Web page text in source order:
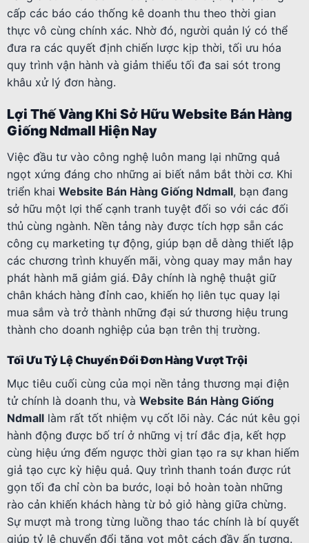
cấp các báo cáo thống kê doanh thu theo thời gian
thực vô cùng chính xác. Nhờ đó, người quản lý có thể
đưa ra các quyết định chiến lược kịp thời, tối ưu hóa
quy trình vận hành và giảm thiểu tối đa sai sót trong
khâu xử lý đơn hàng.
Lợi Thế Vàng Khi Sở Hữu Website Bán Hàng
Giống Ndmall Hiện Nay
Việc đầu tư vào công nghệ luôn mang lại những quả
ngọt xứng đáng cho những ai biết nắm bắt thời cơ. Khi
triển khai Website Bán Hàng Giống Ndmall, bạn đang
sở hữu một lợi thế cạnh tranh tuyệt đối so với các đối
thủ cùng ngành. Nền tảng này được tích hợp sẵn các
công cụ marketing tự động, giúp bạn dễ dàng thiết lập
các chương trình khuyến mãi, vòng quay may mắn hay
phát hành mã giảm giá. Đây chính là nghệ thuật giữ
chân khách hàng đỉnh cao, khiến họ liên tục quay lại
mua sắm và trở thành những đại sứ thương hiệu trung
thành cho doanh nghiệp của bạn trên thị trường.
Tối Ưu Tỷ Lệ Chuyển Đổi Đơn Hàng Vượt Trội
Mục tiêu cuối cùng của mọi nền tảng thương mại điện
tử chính là doanh thu, và Website Bán Hàng Giống
Ndmall làm rất tốt nhiệm vụ cốt lõi này. Các nút kêu gọi
hành động được bố trí ở những vị trí đắc địa, kết hợp
cùng hiệu ứng đếm ngược thời gian tạo ra sự khan hiếm
giả tạo cực kỳ hiệu quả. Quy trình thanh toán được rút
gọn tối đa chỉ còn ba bước, loại bỏ hoàn toàn những
rào cản khiến khách hàng từ bỏ giỏ hàng giữa chừng.
Sự mượt mà trong từng luồng thao tác chính là bí quyết
giúp tỷ lệ chuyển đổi tăng vọt một cách đầy ấn tượng.